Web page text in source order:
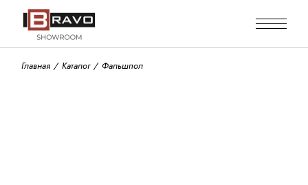
Главная Каталог Фальшпол